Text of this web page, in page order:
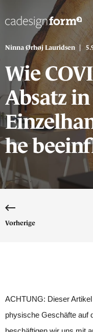
Ninna Ørhøj Lauridsen
Wie
Absatz
he
Vorherige
ACHTUNG: Dieser
physische Geschäfte auf